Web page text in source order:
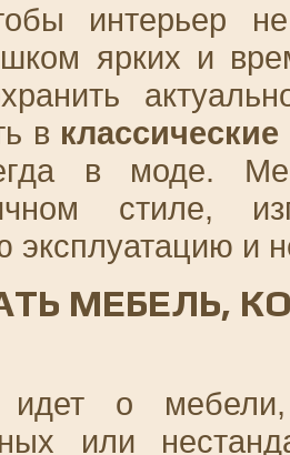
интерьер
ярких и
в
в моде.
стиле,
эксплуатацию и
МЕБЕЛЬ,
идет о
или